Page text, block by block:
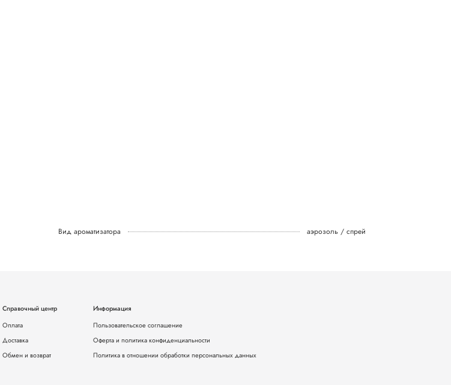
Вид ароматизатора
аэрозоль / спрей
Справочный центр
Оплата
Доставка
Обмен и возврат
Информация
Пользовательское соглашение
Оферта и политика конфиденциальности
Политика в отношении обработки персональных данных